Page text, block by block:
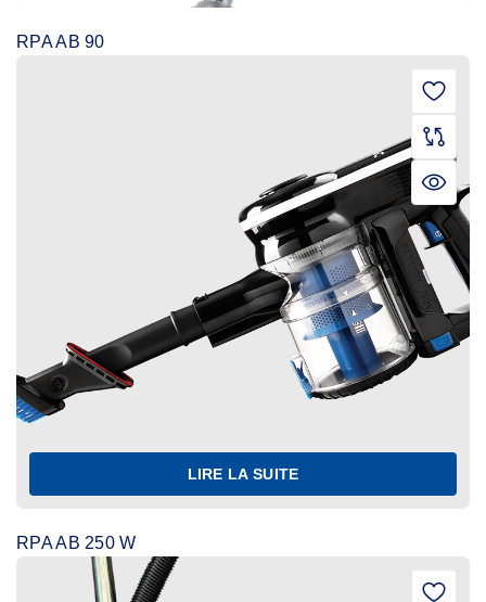
RPA AB 90
LIRE LA SUITE
RPA AB 250 W